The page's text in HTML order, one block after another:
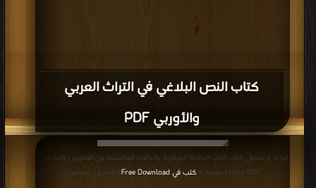
كتاب النص البلاغي في التراث العربي
والأوربي PDF
قراءة و تحميل كتاب كتاب الدلالة المركزية والدلالة الهامشية بين اللغويين والبلاغيين
PDF مجانا | مكتبة >
كتب في Free Download | التحميل : مرة/مرات